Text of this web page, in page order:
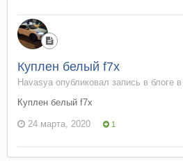
Куплен белый f7x
Havasya опубликовал запись в блоге в
Куплен белый f7x
24 марта, 2020 1